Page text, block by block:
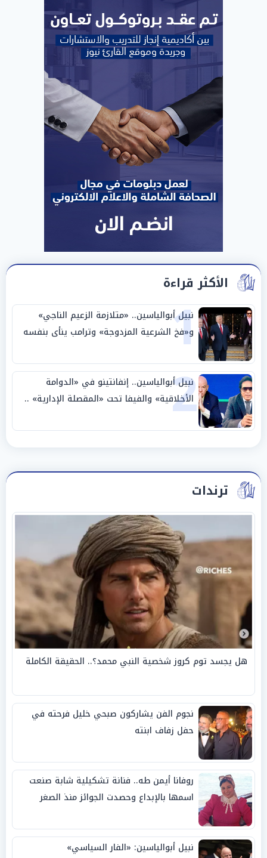
الأكثر قراءة
1
نبيل أبوالياسين.. «متلازمة الزعيم الناجي»
و«فخ الشرعية المزدوجة» وترامب ينأى بنفسه
وحليفه في «ميتم استراتيجي»
2
نبيل أبوالياسين.. إنفانتينو في «الدوامة
الأخلاقية» والفيفا تحت «المقصلة الإدارية» ..
«عبادة العرش وجنازة المصداقية»
ترندات
هل يجسد توم كروز شخصية النبي محمد؟.. الحقيقة الكاملة
نجوم الفن يشاركون صبحي خليل فرحته في
حفل زفاف ابنته
روفانا أيمن طه.. فنانة تشكيلية شابة صنعت
اسمها بالإبداع وحصدت الجوائز منذ الصغر
نبيل أبوالياسين: «الفار السياسي»